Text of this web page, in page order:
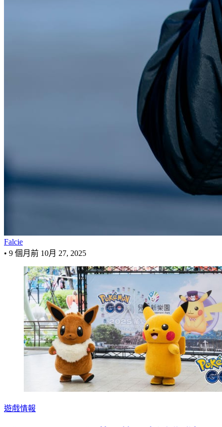
Falcie
• 9 個月前 10月 27, 2025
遊戲情報